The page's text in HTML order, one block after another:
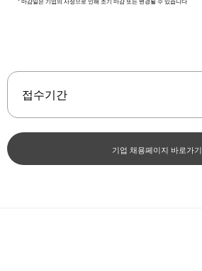
접수기간
기업 채용페이지 바로가기